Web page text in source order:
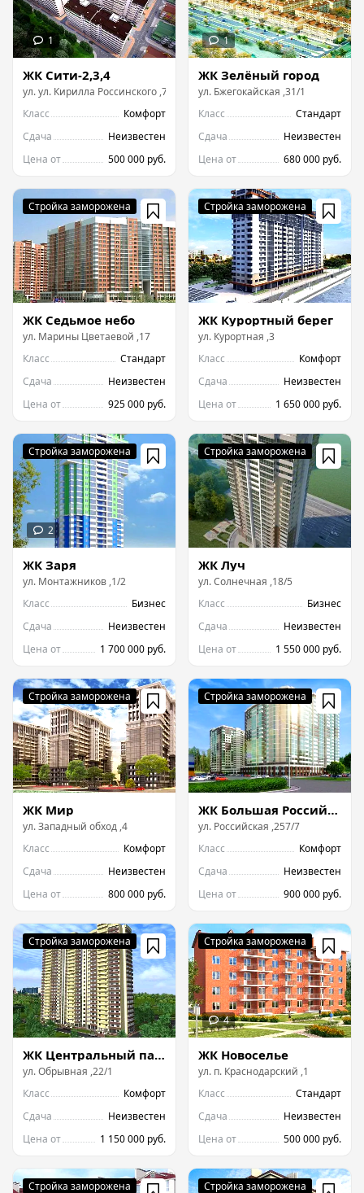
ЖК Сити-2,3,4
ул.ул. Кирилла Россинского ,73
Класс
Комфорт
Сдача
Неизвестен
Цена от
500 000 руб.
ЖК Зелёный город
ул. Бжегокайская ,31/1
Класс
Стандарт
Сдача
Неизвестен
Цена от
680 000 руб.
ЖК Седьмое небо
ул. Марины Цветаевой ,17
Класс
Стандарт
Сдача
Неизвестен
Цена от
925 000 руб.
ЖК Курортный берег
ул. Курортная ,3
Класс
Комфорт
Сдача
Неизвестен
Цена от
1 650 000 руб.
ЖК Заря
ул. Монтажников ,1/2
Класс
Бизнес
Сдача
Неизвестен
Цена от
1 700 000 руб.
ЖК Луч
ул.Солнечная ,18/5
Класс
Бизнес
Сдача
Неизвестен
Цена от
1 550 000 руб.
ЖК Мир
ул.Западный обход ,4
Класс
Комфорт
Сдача
Неизвестен
Цена от
800 000 руб.
ЖК Большая Российская
ул. Российская ,257/7
Класс
Комфорт
Сдача
Неизвестен
Цена от
900 000 руб.
ЖК Центральный парк
ул.Обрывная ,22/1
Класс
Комфорт
Сдача
Неизвестен
Цена от
1 150 000 руб.
ЖК Новоселье
ул. п. Краснодарский ,1
Класс
Стандарт
Сдача
Неизвестен
Цена от
500 000 руб.